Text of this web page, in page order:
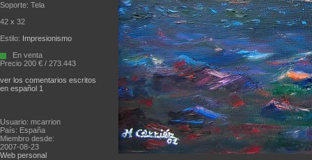
Soporte: Tela
42 x 32
Estilo: Impresionismo
En venta
Precio 200 € / 273.443
ver los comentarios escritos
en español 1
Usuario: mcarrion
País: España
Miembro desde:
2007-08-23
Web personal